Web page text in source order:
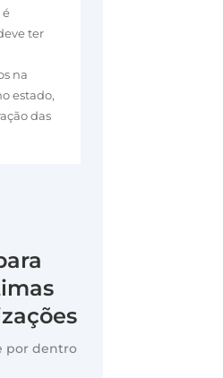
é
ter
na
estado,
das
por dentro